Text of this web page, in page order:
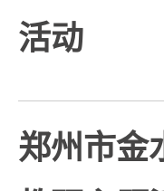
活动
郑州市金